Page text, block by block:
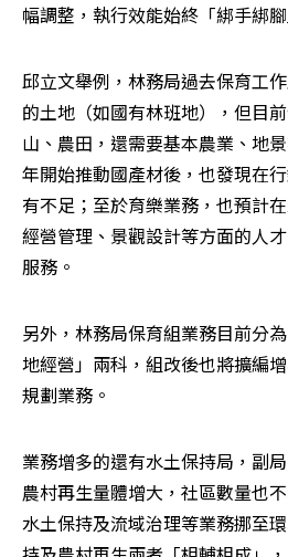
幅調整，執行效能始終「綁手綁腳
邱立文舉例，林務局過去保育工
的土地（如國有林班地），但目
山、農田，還需要基本農業、地
年開始推動國產材後，也發現在
有不足；至於育樂業務，也預計
經營管理、景觀設計等方面的人
服務。
另外，林務局保育組業務目前分
地經營」兩科，組改後也將擴編
規劃業務。
業務增多的還有水土保持局，副
農村再生量體增大，社區數量也
水土保持及流域治理等業務挪至